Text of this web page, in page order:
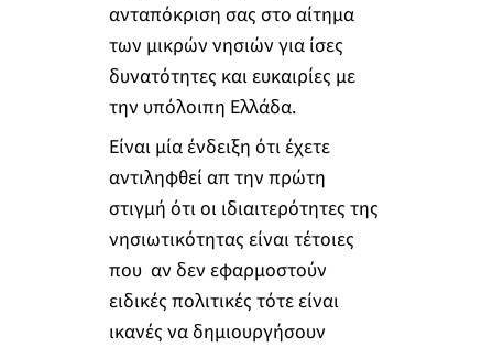
ανταπόκριση σας στο αίτημα
των μικρών νησιών για ίσες
δυνατότητες και ευκαιρίες με
την υπόλοιπη Ελλάδα.
Είναι μία ένδειξη ότι έχετε
αντιληφθεί απ την πρώτη
στιγμή ότι οι ιδιαιτερότητες της
νησιωτικότητας είναι τέτοιες
που αν δεν εφαρμοστούν
ειδικές πολιτικές τότε είναι
ικανές να δημιουργήσουν